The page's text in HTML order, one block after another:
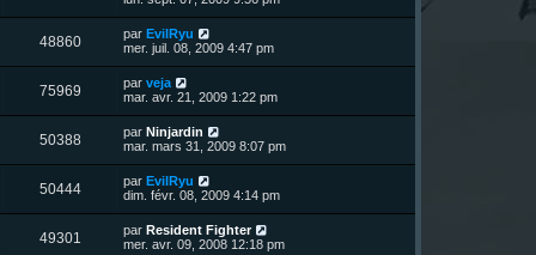
g
e
s
s
a
g
e
s
e
r
m
e
s
s
a
g
e
u
s
i
e
r
m
e
s
s
a
g
e
48860V
u
s
D
e
i
e
r
m
e
s
s
a
g
e
par EvilRyu
mer. juil. 08, 2009 4:47 pm
75969V
u
s
D
e
i
e
r
m
e
s
s
a
par veja
mar. avr. 21, 2009 1:22 pm
50388V
u
D
e
i
e
r
m
e
par Ninjardin
mar. mars 31, 2009 8:07 pm
50444V
u
D
e
i
e
par EvilRyu
dim. févr. 08, 2009 4:14 pm
49301
D
e
par Resident Fighter
mer. avr. 09, 2008 12:18 pm